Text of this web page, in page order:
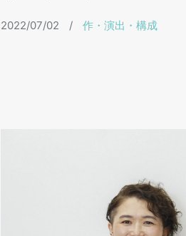
2022/07/02 / 作・演出・構成